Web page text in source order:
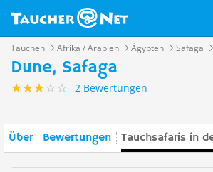
Tauchen Afrika / Arabien Ägypten Safaga
Dune, Safaga
2 Bewertungen
Über Bewertungen Tauchsafaris in